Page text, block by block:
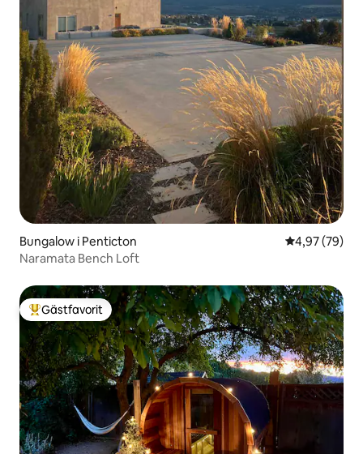
Bungalow i Penticton 4,97 av 5 i
4,97 (79)
Naramata Bench Loft
Populär gästfavorit
Gästfavorit